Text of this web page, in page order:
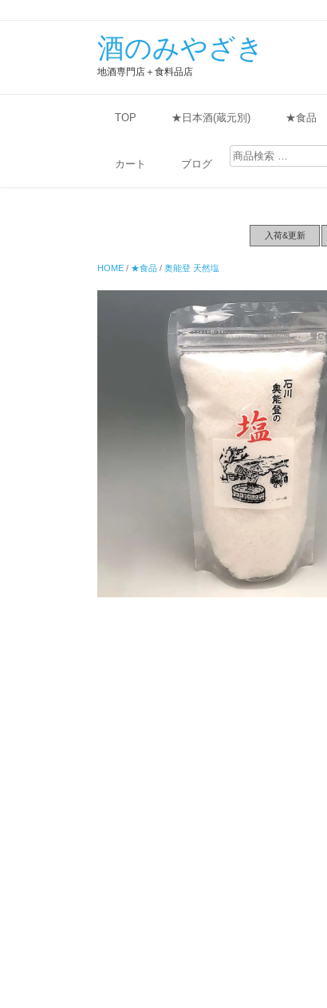
酒のみやざき
地酒専門店＋食料品店
TOP ★日本酒(蔵元別) ★食品
カート ブログ
検
索
入荷&更新
HOME / ★食品 / 奥能登 天然塩